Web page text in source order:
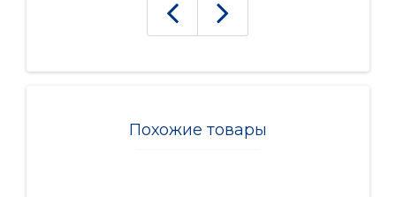
Похожие товары